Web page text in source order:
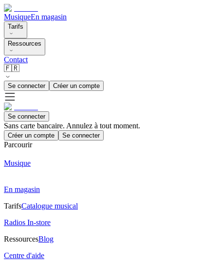
MusiqueEn magasin
Tarifs
Ressources
Contact
🇫🇷
Se connecter Créer un compte
Se connecter
Sans carte bancaire. Annulez à tout moment.
Créer un compte Se connecter
Parcourir
Musique
En magasin
TarifsCatalogue musical
Radios In-store
RessourcesBlog
Centre d'aide